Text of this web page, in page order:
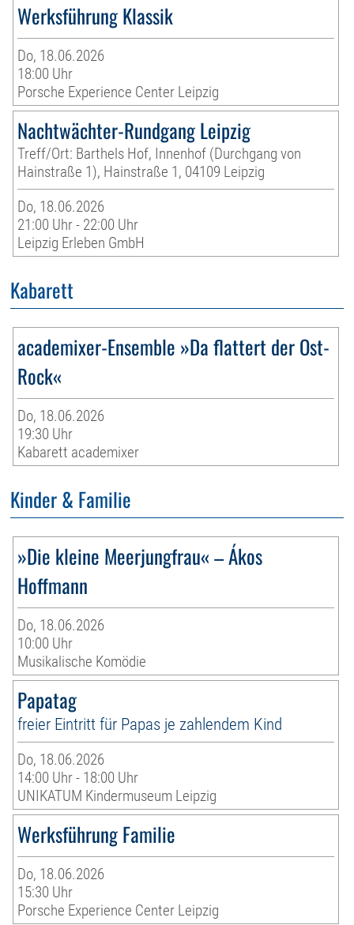
Werksführung Klassik
Do, 18.06.2026
18:00 Uhr
Porsche Experience Center Leipzig
Nachtwächter-Rundgang Leipzig
Treff/Ort: Barthels Hof, Innenhof (Durchgang von
Hainstraße 1), Hainstraße 1, 04109 Leipzig
Do, 18.06.2026
21:00 Uhr - 22:00 Uhr
Leipzig Erleben GmbH
Kabarett
academixer-Ensemble »Da flattert der Ost-
Rock«
Do, 18.06.2026
19:30 Uhr
Kabarett academixer
Kinder & Familie
»Die kleine Meerjungfrau« – Ákos
Hoffmann
Do, 18.06.2026
10:00 Uhr
Musikalische Komödie
Papatag
freier Eintritt für Papas je zahlendem Kind
Do, 18.06.2026
14:00 Uhr - 18:00 Uhr
UNIKATUM Kindermuseum Leipzig
Werksführung Familie
Do, 18.06.2026
15:30 Uhr
Porsche Experience Center Leipzig